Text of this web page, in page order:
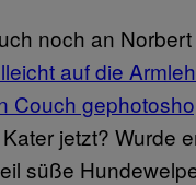
noch an
auf die
Couch
jetzt? Wurde
süße